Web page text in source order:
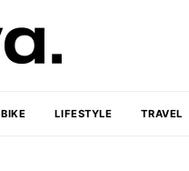
BIKE LIFESTYLE TRAVEL